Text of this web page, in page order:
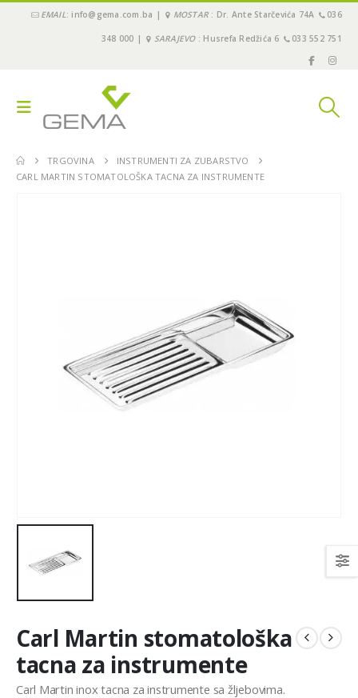
EMAIL: info@gema.com.ba | MOSTAR : Dr. Ante Starčevića 74A 036
348 000 | SARAJEVO: Husrefa Redžića 6 033 552 751
TRGOVINA
INSTRUMENTI ZA ZUBARSTVO
CARL MARTIN STOMATOLOŠKA TACNA ZA INSTRUMENTE
Carl Martin stomatološka
tacna za instrumente
Carl Martin inox tacna za instrumente sa žljebovima.